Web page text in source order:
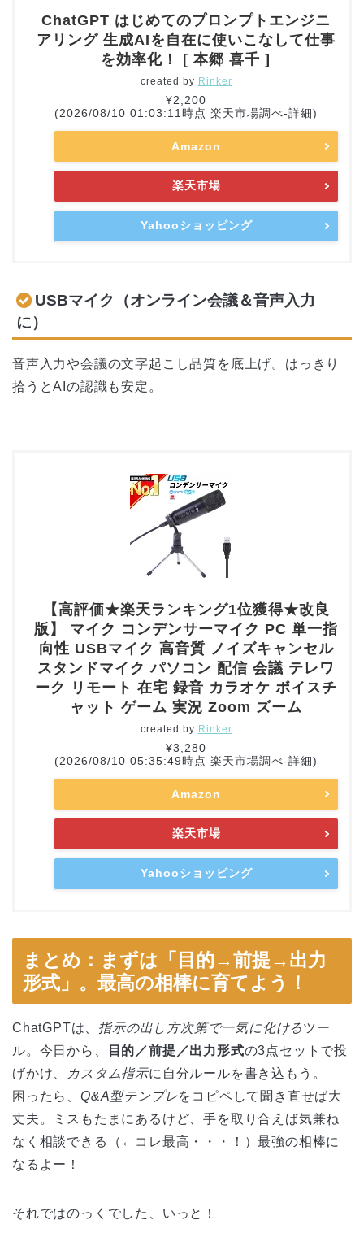
ChatGPT はじめてのプロンプトエンジニ
アリング 生成AIを自在に使いこなして仕事
を効率化！ [ 本郷 喜千 ]
created by Rinker
¥2,200
(2026/08/10 01:03:11時点 楽天市場調べ-詳細)
Amazon
楽天市場
Yahooショッピング
USBマイク（オンライン会議＆音声入力
に）
音声入力や会議の文字起こし品質を底上げ。はっきり
拾うとAIの認識も安定。
【高評価★楽天ランキング1位獲得★改良
版】 マイク コンデンサーマイク PC 単一指
向性 USBマイク 高音質 ノイズキャンセル
スタンドマイク パソコン 配信 会議 テレワ
ーク リモート 在宅 録音 カラオケ ボイスチ
ャット ゲーム 実況 Zoom ズーム
created by Rinker
¥3,280
(2026/08/10 05:35:49時点 楽天市場調べ-詳細)
Amazon
楽天市場
Yahooショッピング
まとめ：まずは「目的→前提→出力
形式」。最高の相棒に育てよう！
ChatGPTは、 指示の出し方次第で一気に化けるツー
ル。今日から、
目的／前提／出力形式の3点セットで投
げかけ、
カスタム指示に自分ルールを書き込もう。
困ったら、 Q&A型テンプレをコピペして聞き直せば大
丈夫。ミスもたまにあるけど、手を取り合えば気兼ね
なく相談できる（←コレ最高・・・！）最強の相棒に
なるよー！
それではのっくでした、いっと！